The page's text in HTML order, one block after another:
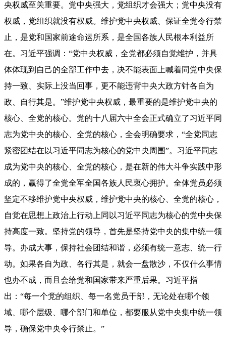
央权威至关重要。党中央强大，党组织才会强大；党中央没有
权威，党组织就没有权威。维护党中央权威、保证全党令行禁
止，是党和国家前途命运所系，是全国各族人民根本利益所
在。习近平强调：“党中央权威，全党都必须自觉维护，并具
体体现到自己的全部工作中去，决不能表面上喊着同党中央保
持一致、实际上没当回事，更不能违背中央大政方针各自为
政、自行其是。”维护党中央权威，最重要的是维护党中央的
核心、全党的核心。党的十八届六中全会正式确立了习近平同
志为党中央的核心、全党的核心，全会明确要求，“全党同志
紧密团结在以习近平同志为核心的党中央周围”。习近平同志
成为党中央的核心、全党的核心，是在新的伟大斗争实践中形
成的，赢得了全党全军全国各族人民衷心拥护。全体党员必须
坚定不移维护党中央权威，维护党中央的核心、全党的核心，
自觉在思想上政治上行动上同以习近平同志为核心的党中央保
持高度一致。坚持党的领导，首先是坚持党中央的集中统一领
导。办成大事，保持社会团结和谐，必须有统一意志、统一行
动。如果各自为政、各行其是，就会一盘散沙，不仅什么事情
也办不成，而且会给党和国家带来严重后果。习近平指
出：“每一个党的组织、每一名党员干部，无论处在哪个领
域、哪个层级、哪个部门和单位，都要服从党中央集中统一领
导，确保党中央令行禁止。”